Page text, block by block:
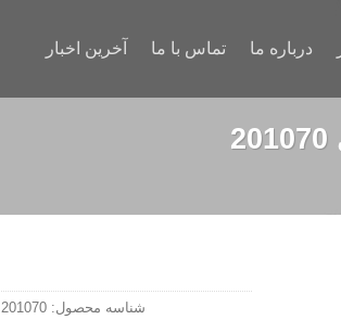
درباره ما تماس با ما آخرین اخبار
شناسه محصول:201070